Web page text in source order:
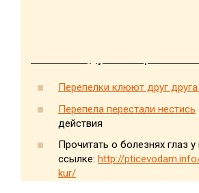
Перепелки клюют друг друга
Перепела перестали нестись
действия
Прочитать о болезнях глаз
ссылке: http://
kur/